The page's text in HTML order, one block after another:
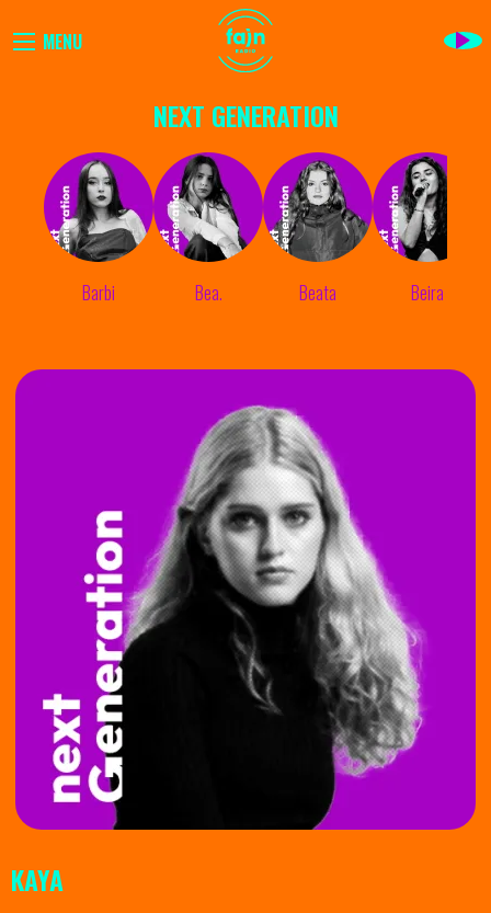
MENU
NEXT GENERATION
Barbi Bea. Beata Beira
KAYA